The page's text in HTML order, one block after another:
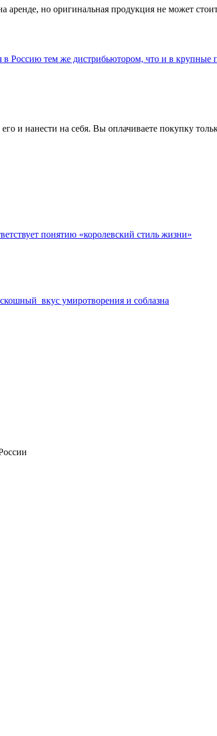
но оригинальная продукция не может
в Россию тем же дистрибьютором, что и в
и нанести на себя. Вы оплачиваете покупку
понятию «королевский стиль жизни»
вкус умиротворения и соблазна